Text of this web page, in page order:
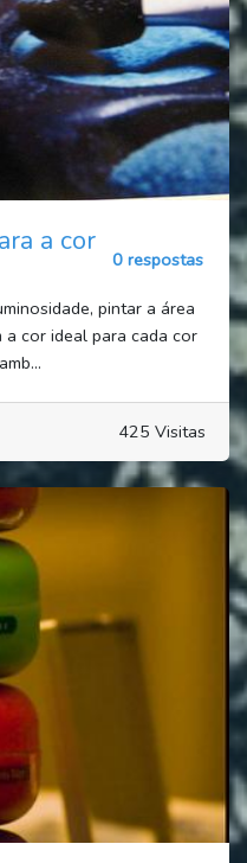
a cor
0 respostas
pintar a área
cor ideal para cada cor
425 Visitas